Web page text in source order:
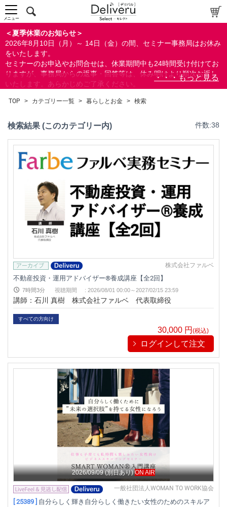
＜夏季休業のお知らせ＞
2026年8月10日（月）～ 14日（金）の間、セミナー事務局はお休み
をいたします。
セミナーのお申込やお問合せは、休業期間中も24時間受け付けてお
りますが、事務局からの返事・回答等は、休み明けより順次お返し
いたします。あらかじめご了承ください。
ができます。
メニュー
TOP > カテゴリー一覧 > 暮らしとお金 > 検索
検索結果 (このカテゴリー内) 件数:38
株式会社ファルベ
不動産投資・運用アドバイザー®養成講座【全2回】
7時間3分 視聴期間 : 2026/08/01 00:00～2027/02/15 23:59
講師：石川 真樹 株式会社ファルベ 代表取締役
すべての方向け
30,000 円 (税込)
ログインして注文
2026/09/09 (別日あり) ON AIR
一般社団法人WOMAN TO WORK協会
[ 25389 ] 自分らしく輝き自分らしく働きたい女性のためのスキルア